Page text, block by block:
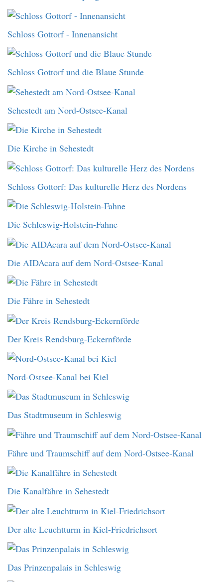
Schloss Gottorf - Innenansicht
Schloss Gottorf und die Blaue Stunde
Sehestedt am Nord-Ostsee-Kanal
Die Kirche in Sehestedt
Schloss Gottorf: Das kulturelle Herz des Nordens
Die Schleswig-Holstein-Fahne
Die AIDAcara auf dem Nord-Ostsee-Kanal
Die Fähre in Sehestedt
Der Kreis Rendsburg-Eckernförde
Nord-Ostsee-Kanal bei Kiel
Das Stadtmuseum in Schleswig
Fähre und Traumschiff auf dem Nord-Ostsee-Kanal
Die Kanalfähre in Sehestedt
Der alte Leuchtturm in Kiel-Friedrichsort
Das Prinzenpalais in Schleswig